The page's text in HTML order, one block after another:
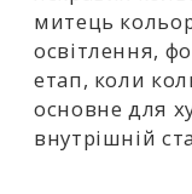
митець
освітлення,
етап, коли
основне для
внутрішній